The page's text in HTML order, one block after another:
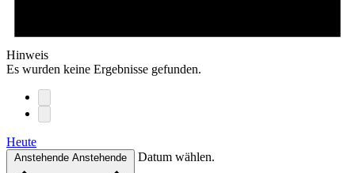
Hinweis
Es wurden keine Ergebnisse gefunden.
Heute
Anstehende Anstehende Datum wählen.